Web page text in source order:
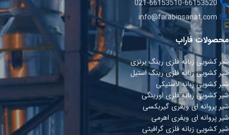
محصولات فاراب
شیر کشویی زبانه فلزی رینگ برنزی
شیر کشویی زبانه فلزی رینگ استیل
شیر کشویی زبانه لاستیکی
شیر کشویی زبانه فلزی اورینگی
شیر پروانه ای ویفری گیربکسی
شیر پروانه ای ویفری اھرمی
شیر کشویی زبانه فلزی گرافیتی